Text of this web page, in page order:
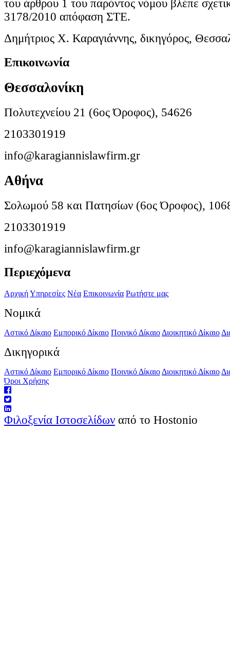
Δημήτριος Χ. Καραγιάννης, δικηγόρος,
Επικοινωνία
Θεσσαλονίκη
Πολυτεχνείου 21 (6ος Όροφος), 54626
2103301919
info@karagiannislawfirm.gr
Αθήνα
Σολωμού 58 και Πατησίων (6ος Όροφος),
2103301919
info@karagiannislawfirm.gr
Περιεχόμενα
ΑρχικήΥπηρεσίες Νέα Επικοινωνία Ρωτήστε μας
Νομικά
Αστικό Δίκαιο Εμπορικό Δίκαιο Ποινικό Δίκαιο Διοικητικό Δίκαιο
Δικηγορικά
Αστικό Δίκαιο Εμπορικό Δίκαιο Ποινικό Δίκαιο Διοικητικό Δίκαιο
Όροι Χρήσης
Φιλοξενία Ιστοσελίδων από το Hostonio